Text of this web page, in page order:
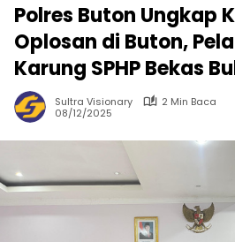
Polres Buton Ungkap
Oplosan di Buton,
Karung SPHP Bekas
Sultra Visionary
2 Min Baca
08/12/2025